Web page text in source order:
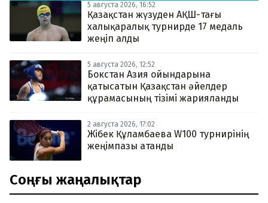
5 августа 2026, 16:52
Қазақстан жүзуден АҚШ-тағы
халықаралық турнирде 17 медаль
жеңіп алды
5 августа 2026, 12:52
Бокстан Азия ойындарына
қатысатын Қазақстан әйелдер
құрамасының тізімі жарияланды
2 августа 2026, 17:02
Жібек Құламбаева W100 турнирінің
жеңімпазы атанды
Соңғы жаңалықтар